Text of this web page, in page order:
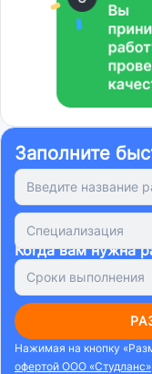
Заполните
Специализация
Когда вам нужна
Нажимая на кнопку
офертой ООО «Студланс»